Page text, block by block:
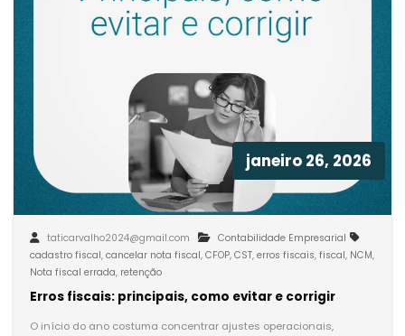
janeiro 26, 2026
taticarvalho2024@gmail.com
Contabilidade Empresarial
cadastro fiscal, cancelar nota fiscal, CFOP, CST, erros fiscais, fiscal, NCM,
Nota fiscal errada, retenção
Erros fiscais: principais, como evitar e corrigir
O início do ano costuma concentrar ajustes operacionais,